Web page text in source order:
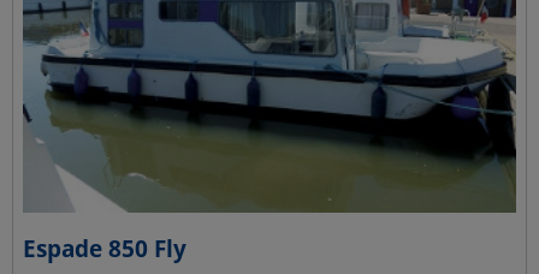
Espade 850 Fly